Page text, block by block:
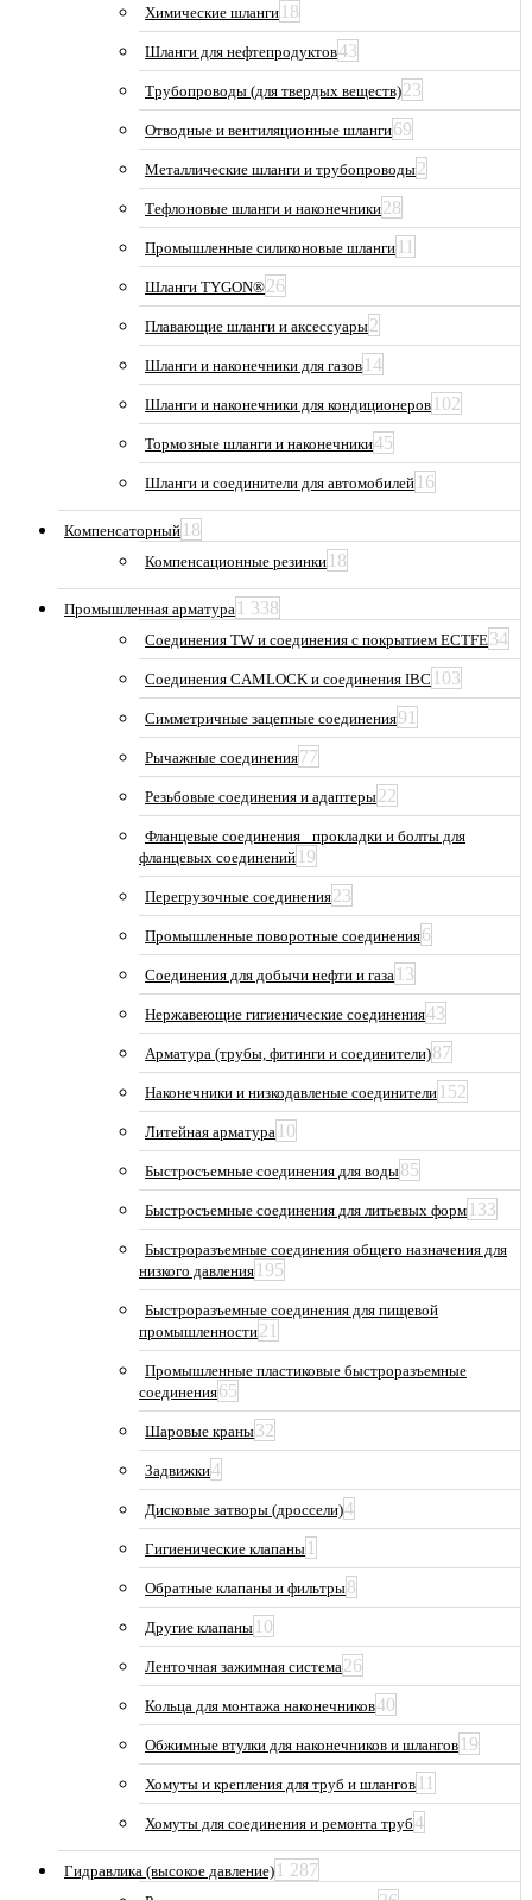
Химические шланги 18
Шланги для нефтепродуктов43
Трубопроводы (для твердых веществ)23
Отводные и вентиляционные шланги69
Металлические шланги и трубопроводы2
Тефлоновые шланги и наконечники28
Промышленные силиконовые шланги 11
Шланги TYGON®26
Плавающие шланги и аксессуары2
Шланги и наконечники для газов 14
Шланги и наконечники для кондиционеров 102
Тормозные шланги и наконечники45
Шланги и соединители для автомобилей 16
Компенсаторный 18
Компенсационные резинки 18
Промышленная арматура 1 338
Соединения TW и соединения с покрытием ECTFE34
Соединения CAMLOCK и соединения IBC 103
Симметричные зацепные соединения91
Рычажные соединения77
Резьбовые соединения и адаптеры22
Фланцевые соединения_ прокладки и болты для
фланцевых соединений 19
Перегрузочные соединения23
Промышленные поворотные соединения6
Соединения для добычи нефти и газа 13
Нержавеющие гигиенические соединения43
Арматура (трубы, фитинги и соединители)87
Наконечники и низкодавленые соединители 152
Литейная арматура 10
Быстросъемные соединения для воды85
Быстросъемные соединения для литьевых форм 133
Быстроразъемные соединения общего назначения для
низкого давления 195
Быстроразъемные соединения для пищевой
промышленности21
Промышленные пластиковые быстроразъемные
соединения65
Шаровые краны32
Задвижки4
Дисковые затворы (дроссели)4
Гигиенические клапаны 1
Обратные клапаны и фильтры8
Другие клапаны 10
Ленточная зажимная система26
Кольца для монтажа наконечников40
Обжимные втулки для наконечников и шлангов 19
Хомуты и крепления для труб и шлангов 11
Хомуты для соединения и ремонта труб4
Гидравлика (высокое давление) 1 287